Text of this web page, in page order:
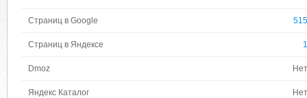
Страниц в Google 515
Страниц в Яндексе 1
Dmoz Нет
Яндекс Каталог Нет